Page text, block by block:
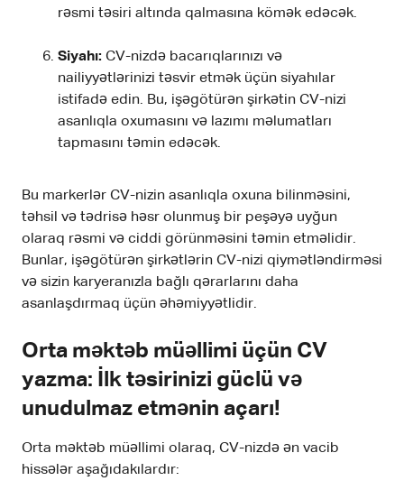
rəsmi təsiri altında qalmasına kömək edəcək.
Siyahı: CV-nizdə bacarıqlarınızı və
nailiyyətlərinizi təsvir etmək üçün siyahılar
istifadə edin. Bu, işəgötürən şirkətin CV-nizi
asanlıqla oxumasını və lazımı məlumatları
tapmasını təmin edəcək.
Bu markerlər CV-nizin asanlıqla oxuna bilinməsini,
təhsil və tədrisə həsr olunmuş bir peşəyə uyğun
olaraq rəsmi və ciddi görünməsini təmin etməlidir.
Bunlar, işəgötürən şirkətlərin CV-nizi qiymətləndirməsi
və sizin karyeranızla bağlı qərarlarını daha
asanlaşdırmaq üçün əhəmiyyətlidir.
Orta məktəb müəllimi üçün CV
yazma: İlk təsirinizi güclü və
unudulmaz etmənin açarı!
Orta məktəb müəllimi olaraq, CV-nizdə ən vacib
hissələr aşağıdakılardır: